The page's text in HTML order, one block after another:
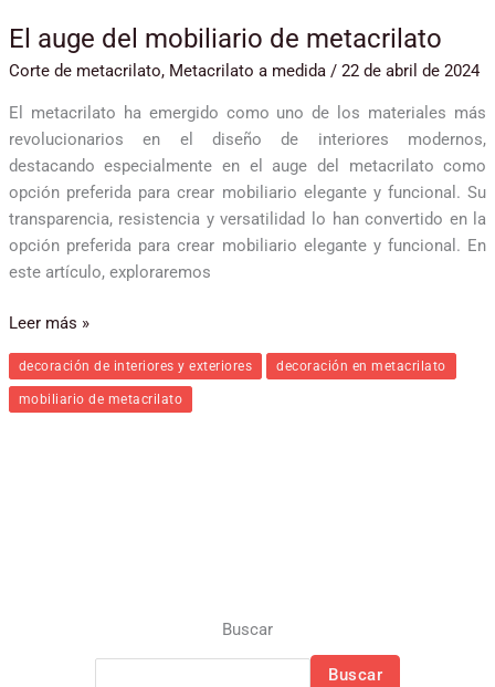
El auge del mobiliario de metacrilato
Corte de metacrilato, Metacrilato a medida/ 22 de abril de 2024
El metacrilato ha emergido como uno de los materiales más
revolucionarios en el diseño de interiores modernos,
destacando especialmente en el auge del metacrilato como
opción preferida para crear mobiliario elegante y funcional. Su
transparencia, resistencia y versatilidad lo han convertido en la
opción preferida para crear mobiliario elegante y funcional. En
este artículo, exploraremos
Leer más »
decoración de interiores y exteriores decoración en metacrilato
mobiliario de metacrilato
Buscar
Buscar